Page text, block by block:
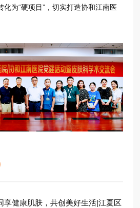
化为“硬项目”，切实打造协和江南医
享健康肌肤，共创美好生活|江夏区